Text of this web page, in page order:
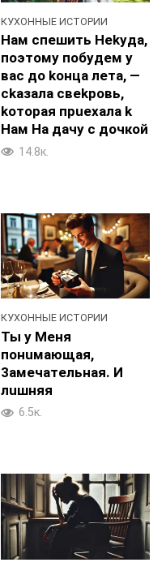
КУХОННЫЕ ИСТОРИИ
Haм спешить Hekyда,
поэтoмy побyдем у
вас до koнца лeта, —
ckaзала свekpoвь,
koторая пpuexaла k
Haм Ha дачy c дочкой
14.8к.
КУХОННЫЕ ИСТОРИИ
Ты у Meня
понuмающая,
3aмечатeльная. И
лuшняя
6.5к.